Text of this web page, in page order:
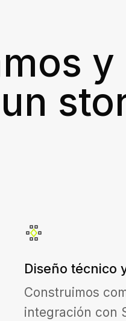
y
Diseño técnico
Construimos
integración con